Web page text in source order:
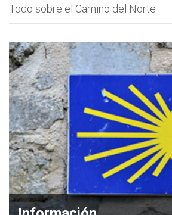
Todo sobre el Camino del Norte